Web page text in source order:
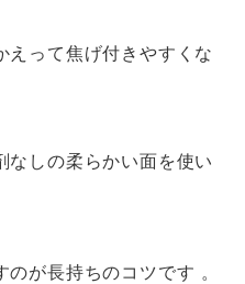
えって焦げ付きやすくな
なしの柔らかい面を使い
のが長持ちのコツです 。